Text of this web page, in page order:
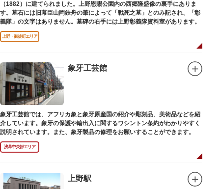
（1882）に建てられました。上野恩賜公園内の西郷隆盛像の裏手にありま
す。墓石には旧幕臣山岡鉄舟の筆によって「戦死之墓」とのみ記され、「彰
義隊」の文字はありません。墓碑の右手には上野彰義隊資料室があります。
上野・御徒町エリア
象牙工芸館
象牙工芸館では、アフリカ象と象牙原産国の紹介や彫刻品、美術品などを紹
介しています。象牙の保護や輸出入に関するワシントン条約がわかりやすく
説明されています。また、象牙製品の修理をお願いすることができます。
浅草中央部エリア
上野駅